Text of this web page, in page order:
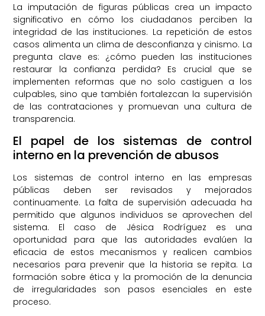
La imputación de figuras públicas crea un impacto
significativo en cómo los ciudadanos perciben la
integridad de las instituciones. La repetición de estos
casos alimenta un clima de desconfianza y cinismo. La
pregunta clave es: ¿cómo pueden las instituciones
restaurar la confianza perdida? Es crucial que se
implementen reformas que no solo castiguen a los
culpables, sino que también fortalezcan la supervisión
de las contrataciones y promuevan una cultura de
transparencia.
El papel de los sistemas de control
interno en la prevención de abusos
Los sistemas de control interno en las empresas
públicas deben ser revisados y mejorados
continuamente. La falta de supervisión adecuada ha
permitido que algunos individuos se aprovechen del
sistema. El caso de Jésica Rodríguez es una
oportunidad para que las autoridades evalúen la
eficacia de estos mecanismos y realicen cambios
necesarios para prevenir que la historia se repita. La
formación sobre ética y la promoción de la denuncia
de irregularidades son pasos esenciales en este
proceso.